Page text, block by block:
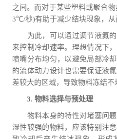
之间。而对于某些塑料或聚合
3℃/秒)有助于减少结块现象，从
为此，可以通过调节液氮的
来控制冷却速率。理想情况下
喷嘴分布均匀，以避免局部冷
的流体动力设计也需要保证液
差较大的区域，导致物料冻结不
3. 物料选择与预处理
物料本身的特性对堵塞问题
湿性较强的物料，应该特别注